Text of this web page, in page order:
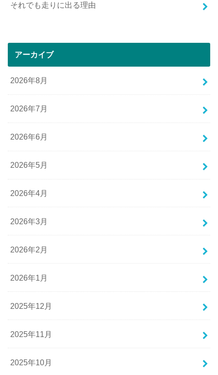
それでも走りに出る理由
アーカイブ
2026年8月
2026年7月
2026年6月
2026年5月
2026年4月
2026年3月
2026年2月
2026年1月
2025年12月
2025年11月
2025年10月